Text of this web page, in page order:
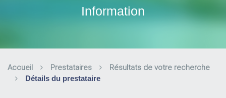
Information
Accueil Prestataires Résultats de votre recherche
Détails du prestataire